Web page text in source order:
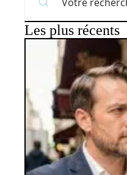
Les plus récents